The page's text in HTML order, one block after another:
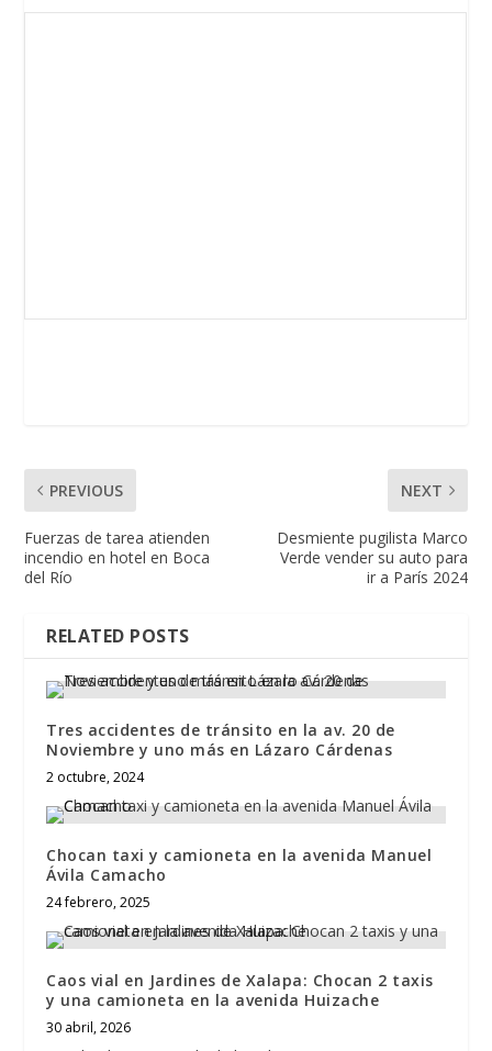
PREVIOUS
Fuerzas de tarea atienden
incendio en hotel en Boca
del Río
NEXT
Desmiente pugilista Marco
Verde vender su auto para
ir a París 2024
RELATED POSTS
Tres accidentes de tránsito en la av. 20 de
Noviembre y uno más en Lázaro Cárdenas
2 octubre, 2024
Chocan taxi y camioneta en la avenida Manuel
Ávila Camacho
24 febrero, 2025
Caos vial en Jardines de Xalapa: Chocan 2 taxis
y una camioneta en la avenida Huizache
30 abril, 2026